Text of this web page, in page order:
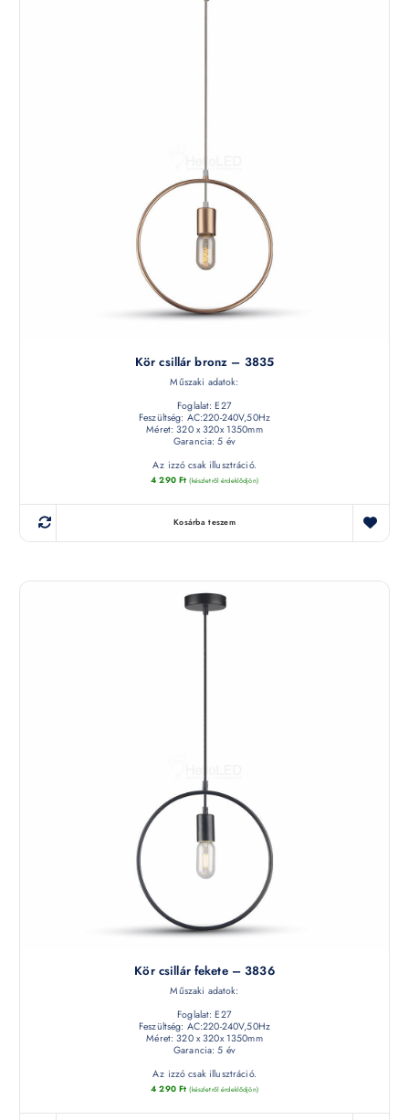
Kör csillár bronz – 3835
Műszaki adatok:
Foglalat: E27
Feszültség: AC:220-240V,50Hz
Méret: 320 x 320x 1350mm
Garancia: 5 év
Az izzó csak illusztráció.
4 290 Ft (készletről érdeklődjön)
Kosárba teszem
Kör csillár fekete – 3836
Műszaki adatok:
Foglalat: E27
Feszültség: AC:220-240V,50Hz
Méret: 320 x 320x 1350mm
Garancia: 5 év
Az izzó csak illusztráció.
4 290 Ft (készletről érdeklődjön)